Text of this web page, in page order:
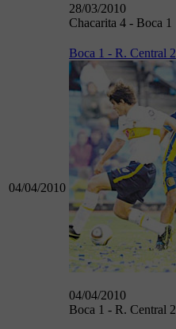
28/03/2010
Chacarita 4 - Boca 1
04/04/2010
Boca 1 - R. Central 2
04/04/2010
Boca 1 - R. Central 2